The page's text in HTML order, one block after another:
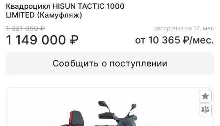
Квадроцикл HISUN TACTIC 1000
LIMITED (Камуфляж)
1 321 350 ₽
1 149 000 ₽
рассрочка на 12. мес
от 10 365 ₽/мес.
Сообщить о поступлении